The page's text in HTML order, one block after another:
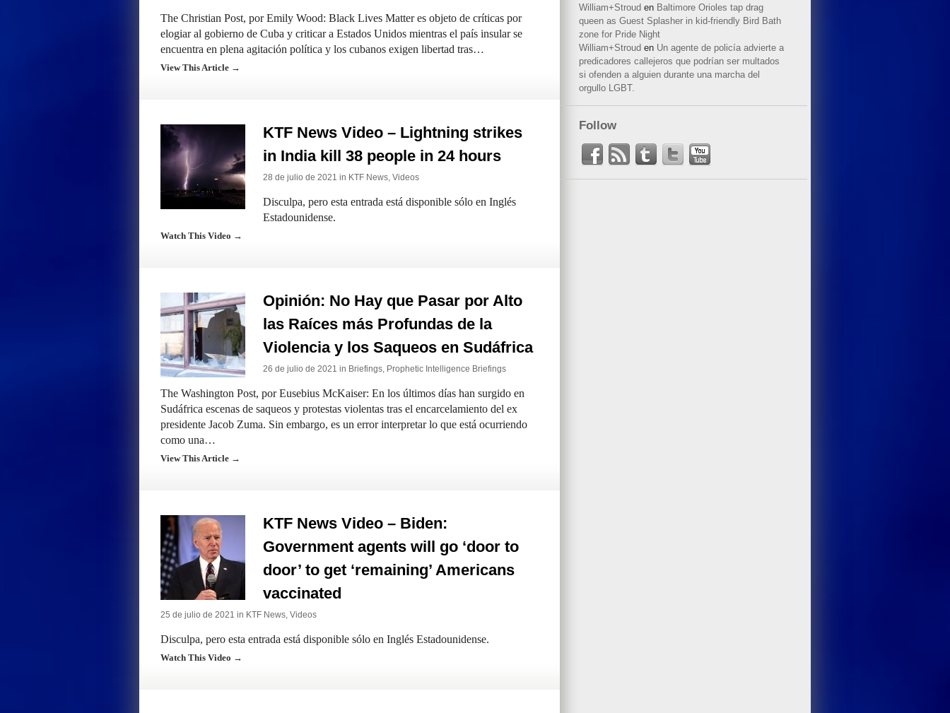
The Christian Post, por Emily Wood: Black Lives Matter es objeto de críticas por
elogiar al gobierno de Cuba y criticar a Estados Unidos mientras el país insular se
encuentra en plena agitación política y los cubanos exigen libertad tras…
View This Article →
KTF News Video – Lightning strikes
in India kill 38 people in 24 hours
28 de julio de 2021 in KTF News, Videos
Disculpa, pero esta entrada está disponible sólo en Inglés
Estadounidense.
Watch This Video →
Opinión: No Hay que Pasar por Alto
las Raíces más Profundas de la
Violencia y los Saqueos en Sudáfrica
26 de julio de 2021 in Briefings, Prophetic Intelligence Briefings
The Washington Post, por Eusebius McKaiser: En los últimos días han surgido en
Sudáfrica escenas de saqueos y protestas violentas tras el encarcelamiento del ex
presidente Jacob Zuma. Sin embargo, es un error interpretar lo que está ocurriendo
como una…
View This Article →
KTF News Video – Biden:
Government agents will go ‘door to
door’ to get ‘remaining’ Americans
vaccinated
25 de julio de 2021 in KTF News, Videos
Disculpa, pero esta entrada está disponible sólo en Inglés Estadounidense.
Watch This Video →
William+Stroud en Baltimore Orioles tap drag
queen as Guest Splasher in kid-friendly Bird Bath
zone for Pride Night
William+Stroud en Un agente de policía advierte a
predicadores callejeros que podrían ser multados
si ofenden a alguien durante una marcha del
orgullo LGBT.
Follow